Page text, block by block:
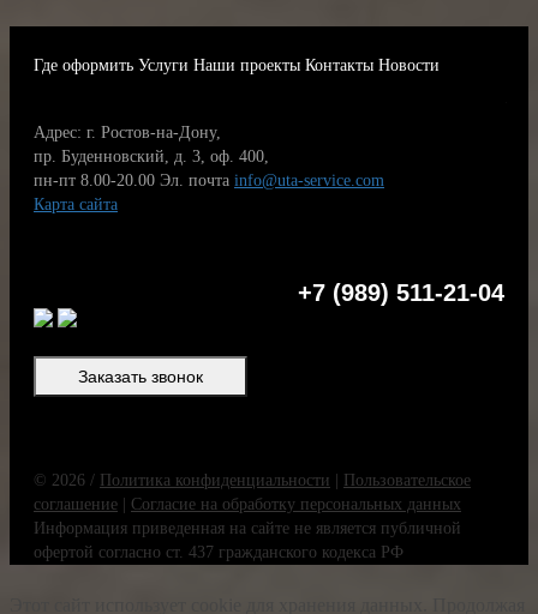
Где оформить Услуги Наши проекты Контакты Новости
Адрес: г. Ростов-на-Дону,
пр. Буденновский, д. 3, оф. 400,
пн-пт 8.00-20.00 Эл. почта info@uta-service.com
Карта сайта
+7 (989) 511-21-04
Заказать звонок
© 2026 / Политика конфиденциальности
Пользовательское
соглашение
Согласие на обработку персональных данных
Информация приведенная на сайте не является публичной
офертой согласно ст. 437 гражданского кодекса РФ